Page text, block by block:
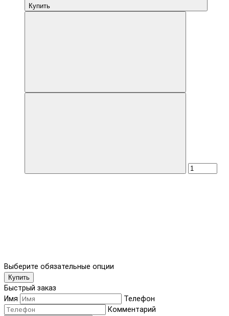
Купить
Выберите обязательные опции
Купить
Быстрый заказ
Имя
Телефон
Комментарий